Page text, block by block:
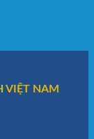
VIỆT NAM